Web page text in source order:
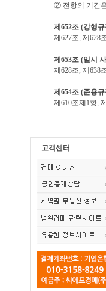
② 전항의 기간
제 652조 (강행규
제 627조, 제 628
제 653조 (일시
제 628조, 제 638
제 654조 (준용규
제 610조제 1항, 제
고객센터